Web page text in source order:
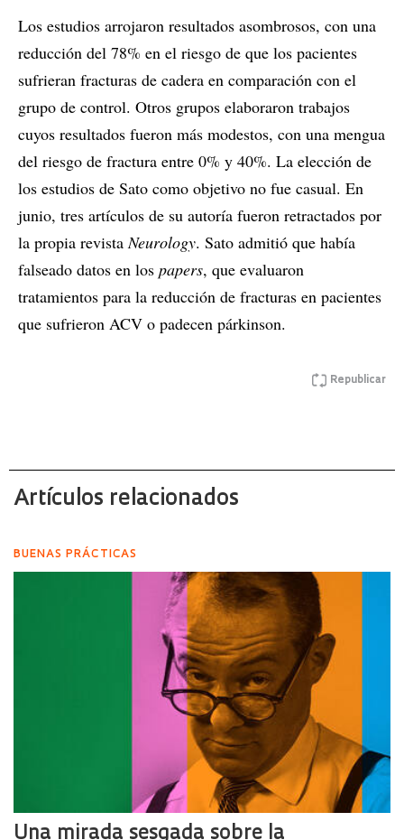
Los estudios arrojaron resultados asombrosos, con una
reducción del 78% en el riesgo de que los pacientes
sufrieran fracturas de cadera en comparación con el
grupo de control. Otros grupos elaboraron trabajos
cuyos resultados fueron más modestos, con una mengua
del riesgo de fractura entre 0% y 40%. La elección de
los estudios de Sato como objetivo no fue casual. En
junio, tres artículos de su autoría fueron retractados por
la propia revistaNeurology. Sato admitió que había
falseado datos en los papers, que evaluaron
tratamientos para la reducción de fracturas en pacientes
que sufrieron ACV o padecen párkinson.
Republicar